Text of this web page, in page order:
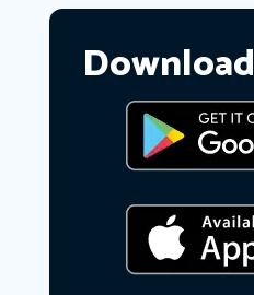
Download